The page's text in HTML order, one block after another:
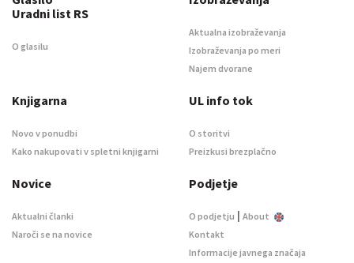
Uradni list RS
O glasilu
Aktualna izobraževanja
Izobraževanja po meri
Najem dvorane
Knjigarna
Novo v ponudbi
Kako nakupovati v spletni knjigarni
UL info tok
O storitvi
Preizkusi brezplačno
Novice
Aktualni članki
Naroči se na novice
Podjetje
O podjetju | About
Kontakt
Informacije javnega značaja